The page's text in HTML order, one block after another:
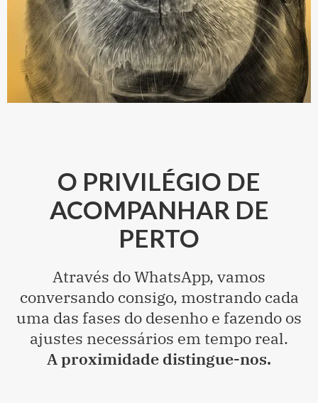
O PRIVILÉGIO DE
ACOMPANHAR DE
PERTO
Através do WhatsApp, vamos
conversando consigo, mostrando cada
uma das fases do desenho e fazendo os
ajustes necessários em tempo real.
A proximidade distingue-nos.